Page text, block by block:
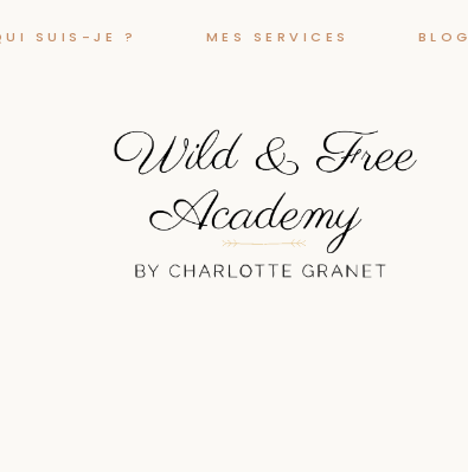
SUIS-JE ? MES SERVICES BLOG